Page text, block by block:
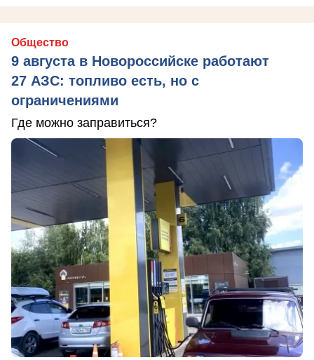
Общество
9 августа в Новороссийске работают
27 АЗС: топливо есть, но с
ограничениями
Где можно заправиться?